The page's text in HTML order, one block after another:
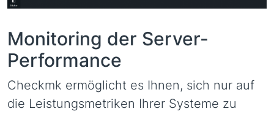
Monitoring der Server-
Performance
Checkmk ermöglicht es Ihnen, sich nur auf
die Leistungsmetriken Ihrer Systeme zu